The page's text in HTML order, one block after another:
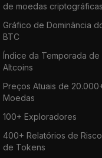
de moedas criptográficas
Gráfico de Dominância
BTC
Índice da Temporada de
Altcoins
Preços Atuais de
Moedas
100+ Exploradores
400+ Relatórios de Risco
de Tokens